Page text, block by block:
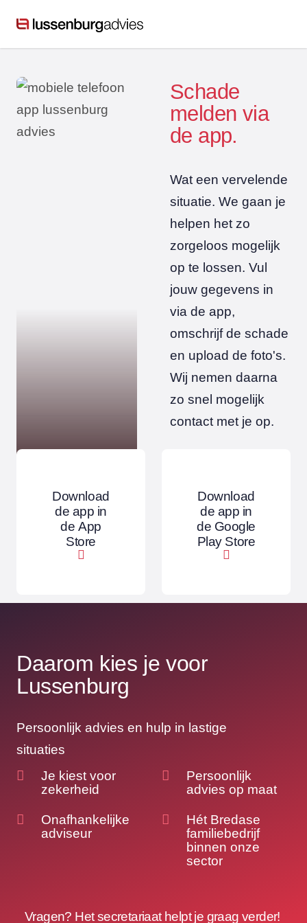
Schade
melden via
de app.
Wat een vervelende
situatie. We gaan je
helpen het zo
zorgeloos mogelijk
op te lossen. Vul
jouw gegevens in
via de app,
omschrijf de schade
en upload de foto's.
Wij nemen daarna
zo snel mogelijk
contact met je op.
Download
de app in
de App
Store
Download
de app in
de Google
Play Store
Daarom kies je voor
Lussenburg
Persoonlijk advies en hulp in lastige
situaties
Je kiest voor
zekerheid
Persoonlijk
advies op maat
Onafhankelijke
adviseur
Hét Bredase
familiebedrijf
binnen onze
sector
Vragen? Het secretariaat helpt je graag verder!